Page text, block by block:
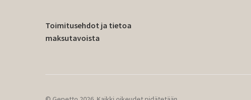
Toimitusehdot ja tietoa
maksutavoista